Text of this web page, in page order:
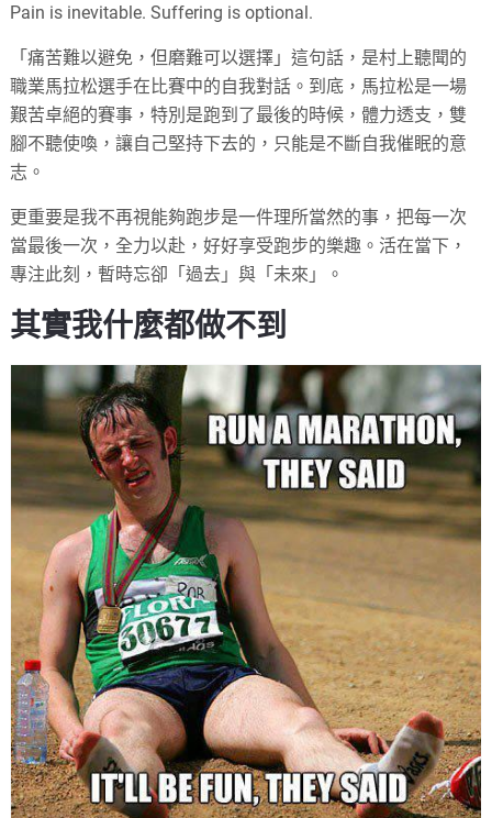
Pain is inevitable. Suffering is optional.
「痛苦難以避免，但磨難可以選擇」這句話，是村上聽聞的
職業馬拉松選手在比賽中的自我對話。到底，馬拉松是一場
艱苦卓絕的賽事，特別是跑到了最後的時候，體力透支，雙
腳不聽使喚，讓自己堅持下去的，只能是不斷自我催眠的意
志。
更重要是我不再視能夠跑步是一件理所當然的事，把每一次
當最後一次，全力以赴，好好享受跑步的樂趣。活在當下，
專注此刻，暫時忘卻「過去」與「未來」。
其實我什麼都做不到